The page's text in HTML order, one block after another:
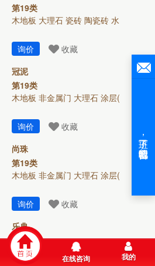
第19类
木地板 大理石 瓷砖 陶瓷砖 水
询价
收藏
冠泥
第19类
木地板 非金属门 大理石 涂层(
询价
收藏
尚珠
第19类
木地板 非金属门 大理石 涂层(
询价
收藏
乐典
第19类
石膏(建筑材料)
在线咨询 我的